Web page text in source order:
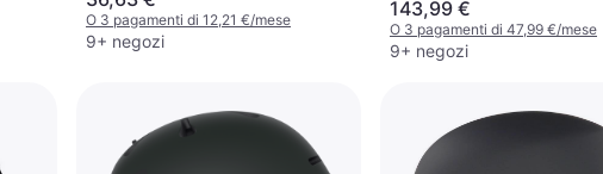
O 3 pagamenti di 12,21 €/mese
9+ negozi
143,99 €
O 3 pagamenti di 47,99 €/mese
9+ negozi